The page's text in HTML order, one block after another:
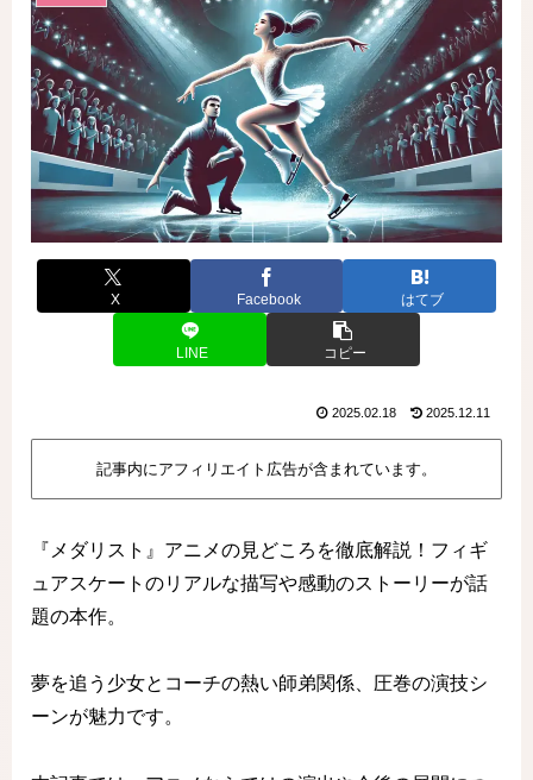
X Facebook はてブ
LINE コピー
2025.02.18 2025.12.11
記事内にアフィリエイト広告が含まれています。
『メダリスト』アニメの見どころを徹底解説！フィギ
ュアスケートのリアルな描写や感動のストーリーが話
題の本作。
夢を追う少女とコーチの熱い師弟関係、圧巻の演技シ
ーンが魅力です。